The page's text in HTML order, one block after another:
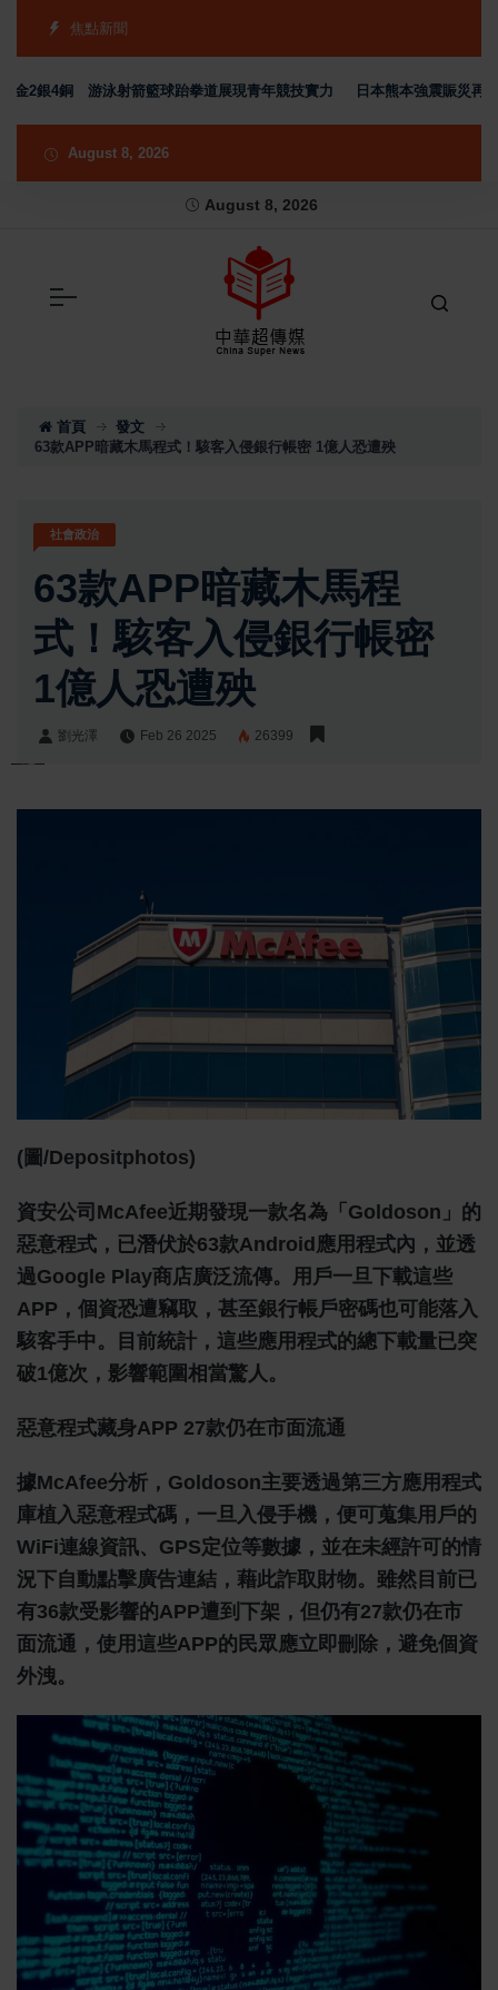
焦點新聞
銀4銅 游泳射箭籃球跆拳道展現青年競技實力 日本熊本強震賑災再獲支
August 8, 2026
August 8, 2026
首頁
發文
63款APP暗藏木馬程式！駭客入侵銀行帳密 1億人恐遭殃
社會政治
63款APP暗藏木馬程
式！駭客入侵銀行帳密
1億人恐遭殃
劉光澤 Feb 26 2025 26399
(圖/depositphotos)
資安公司McAfee近期發現一款名為「Goldoson」的
惡意程式，已潛伏於63款Android應用程式內，並透
過Google Play商店廣泛流傳。用戶一旦下載這些
APP，個資恐遭竊取，甚至銀行帳戶密碼也可能落入
駭客手中。目前統計，這些應用程式的總下載量已突
破1億次，影響範圍相當驚人。
惡意程式藏身APP 27款仍在市面流通
據McAfee分析，Goldoson主要透過第三方應用程式
庫植入惡意程式碼，一旦入侵手機，便可蒐集用戶的
WiFi連線資訊、GPS定位等數據，並在未經許可的情
況下自動點擊廣告連結，藉此詐取財物。雖然目前已
有36款受影響的APP遭到下架，但仍有27款仍在市
面流通，使用這些APP的民眾應立即刪除，避免個資
外洩。